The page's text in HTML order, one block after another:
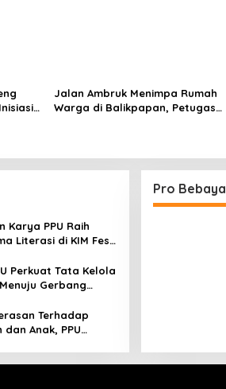
Jalan Ambruk Menimpa Rumah
Warga di Balikpapan, Petugas
Karya PPU Raih
Literasi di KIM Fest
Perkuat Tata Kelola
Gerbang
Terhadap
dan Anak, PPU
Pro Bebaya